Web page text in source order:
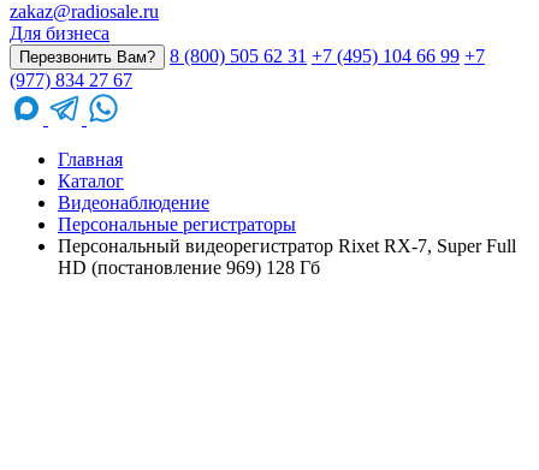
zakaz@radiosale.ru
Для бизнеса
Перезвонить Вам? 8 (800) 505 62 31 +7 (495) 104 66 99 +7
(977) 834 27 67
Главная
Каталог
Видеонаблюдение
Персональные регистраторы
Персональный видеорегистратор Rixet RX-7, Super Full
HD (постановление 969) 128 Гб